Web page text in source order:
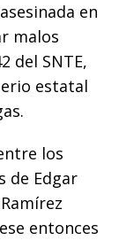
en
malos
del SNTE,
estatal
los
de Edgar
entonces